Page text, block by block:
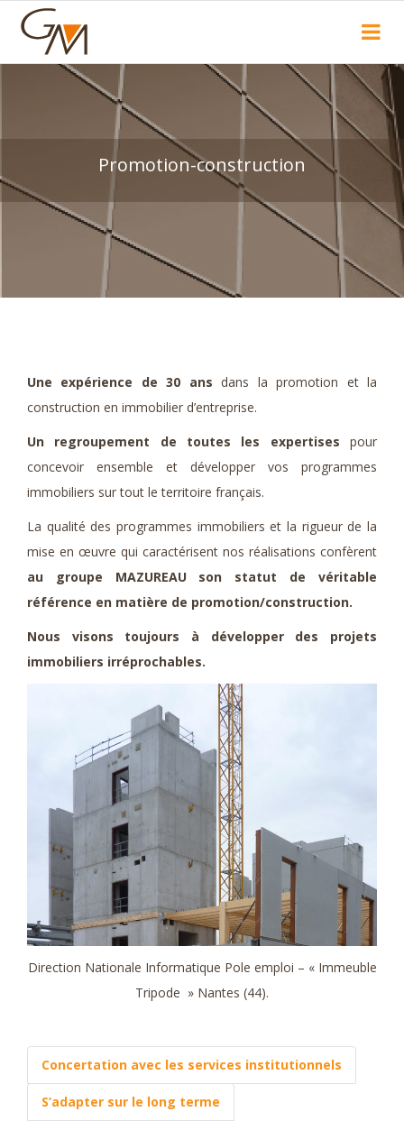
Recherche
Promotion-construction
Une expérience de 30 ans dans la promotion et la
construction en immobilier d’entreprise.
Un regroupement de toutes les expertises pour
concevoir ensemble et développer vos programmes
immobiliers sur tout le territoire français.
La qualité des programmes immobiliers et la rigueur de la
mise en œuvre qui caractérisent nos réalisations confèrent
au groupe MAZUREAU son statut de véritable
référence en matière de promotion/construction.
Nous visons toujours à développer des projets
immobiliers irréprochables.
Direction Nationale Informatique Pole emploi – « Immeuble
Tripode » Nantes (44).
Concertation avec les services institutionnels
S’adapter sur le long terme